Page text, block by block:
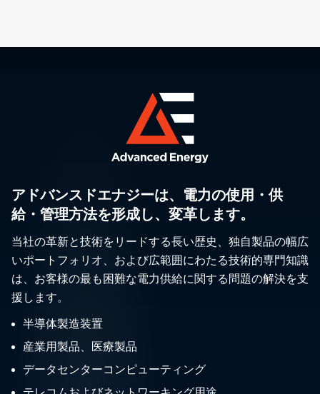
アドバンスドエナジーは、電力の使用・供
給・管理方法を形成し、変革します。
当社の革新と技術をリードする長い歴史、独自製品の幅広
いポートフォリオ、および広範囲にわたる技術的専門知識
は、お客様の最も困難な電力供給に関する問題の解決を支
援します。
半導体製造装置
産業用製品、医療製品
データセンターコンピューティング